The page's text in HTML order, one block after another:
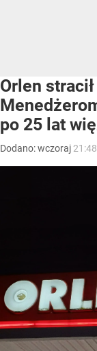
Orlen
po 25 lat
Dodano:wczoraj 21:48